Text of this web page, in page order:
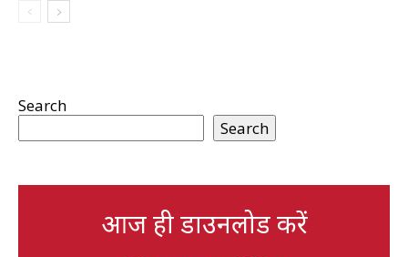
Search
Search
आज ही डाउनलोड करें